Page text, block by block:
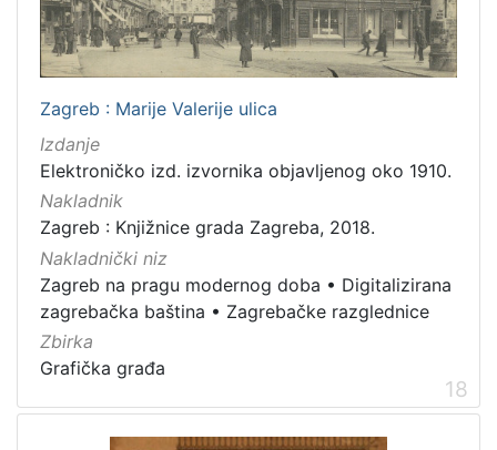
Zagreb : Marije Valerije ulica
Izdanje
Elektroničko izd. izvornika objavljenog oko 1910.
Nakladnik
Zagreb : Knjižnice grada Zagreba, 2018.
Nakladnički niz
Zagreb na pragu modernog doba • Digitalizirana
zagrebačka baština • Zagrebačke razglednice
Zbirka
Grafička građa
18